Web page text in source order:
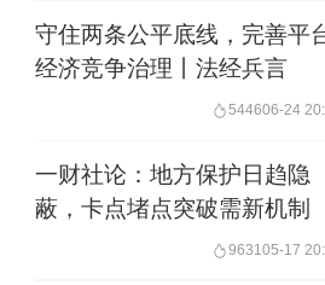
件”，而是一次系统性、
能的全方位升级。
的升级路径。一是注重
发力；二是注重系统观
守住两条公平底线，完善平
经济竞争治理丨法经兵言
544606-24
一财社论：地方保护日趋隐
蔽，卡点堵点突破需新机制
963105-17